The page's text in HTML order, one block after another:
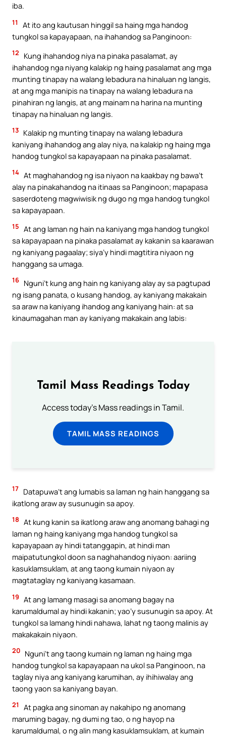
iba.
11
At ito ang kautusan hinggil sa haing mga handog
tungkol sa kapayapaan, na ihahandog sa Panginoon:
12
Kung ihahandog niya na pinaka pasalamat, ay
ihahandog nga niyang kalakip ng haing pasalamat ang mga
munting tinapay na walang lebadura na hinaluan ng langis,
at ang mga manipis na tinapay na walang lebadura na
pinahiran ng langis, at ang mainam na harina na munting
tinapay na hinaluan ng langis.
13 Kalakip ng munting tinapay na walang lebadura
kaniyang ihahandog ang alay niya, na kalakip ng haing mga
handog tungkol sa kapayapaan na pinaka pasalamat.
14 At maghahandog ng isa niyaon na kaakbay ng bawa’t
alay na pinakahandog na itinaas sa Panginoon; mapapasa
saserdoteng magwiwisik ng dugo ng mga handog tungkol
sa kapayapaan.
15 At ang laman ng hain na kaniyang mga handog tungkol
sa kapayapaan na pinaka pasalamat ay kakanin sa kaarawan
ng kaniyang pagaalay; siya’y hindi magtitira niyaon ng
hanggang sa umaga.
16 Nguni’t kung ang hain ng kaniyang alay ay sa pagtupad
ng isang panata, o kusang handog, ay kaniyang makakain
sa araw na kaniyang ihandog ang kaniyang hain: at sa
kinaumagahan man ay kaniyang makakain ang labis:
Tamil Mass Readings Today
Access today's Mass readings in Tamil.
TAMIL MASS READINGS
17 Datapuwa’t ang lumabis sa laman ng hain hanggang sa
ikatlong araw ay susunugin sa apoy.
18 At kung kanin sa ikatlong araw ang anomang bahagi ng
laman ng haing kaniyang mga handog tungkol sa
kapayapaan ay hindi tatanggapin, at hindi man
maipatutungkol doon sa naghahandog niyaon: aariing
kasuklamsuklam, at ang taong kumain niyaon ay
magtataglay ng kaniyang kasamaan.
19 At ang lamang masagi sa anomang bagay na
karumaldumal ay hindi kakanin; yao’y susunugin sa apoy. At
tungkol sa lamang hindi nahawa, lahat ng taong malinis ay
makakakain niyaon.
20 Nguni’t ang taong kumain ng laman ng haing mga
handog tungkol sa kapayapaan na ukol sa Panginoon, na
taglay niya ang kaniyang karumihan, ay ihihiwalay ang
taong yaon sa kaniyang bayan.
21
At pagka ang sinoman ay nakahipo ng anomang
maruming bagay, ng dumi ng tao, o ng hayop na
karumaldumal, o ng alin mang kasuklamsuklam, at kumain